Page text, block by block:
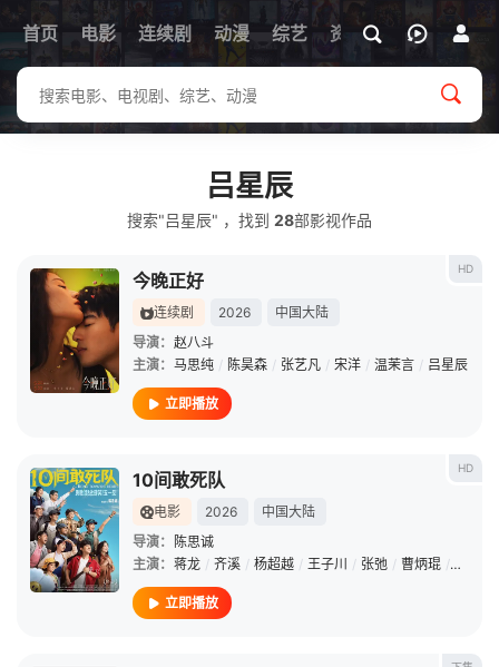
首页 电影 连续剧 动漫 综艺 资讯
吕星辰
搜索"吕星辰" ，找到 28部影视作品
HD
今晚正好
连续剧 2026
中国大陆
导演： 赵八斗
主演： 马思纯 / 陈昊森 / 张艺凡 / 宋洋 / 温茉言 / 吕星辰
立即播放
HD
10间敢死队
电影 2026
中国大陆
导演：
陈思诚
主演： 蒋龙 / 齐溪 / 杨超越 / 王子川 / 张弛 / 曹炳琨 / 黄毅
立即播放